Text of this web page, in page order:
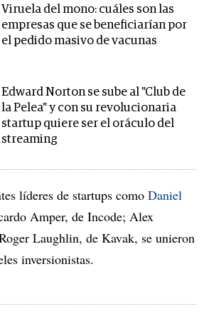
Viruela del mono: cuáles son las
empresas que se beneficiarían por
el pedido masivo de vacunas
Edward Norton se sube al "Club de
la Pelea" y con su revolucionaria
startup quiere ser el oráculo del
streaming
líderes de startups como Daniel
Amper, de Incode; Alex
Laughlin, de Kavak, se unieron
inversionistas.